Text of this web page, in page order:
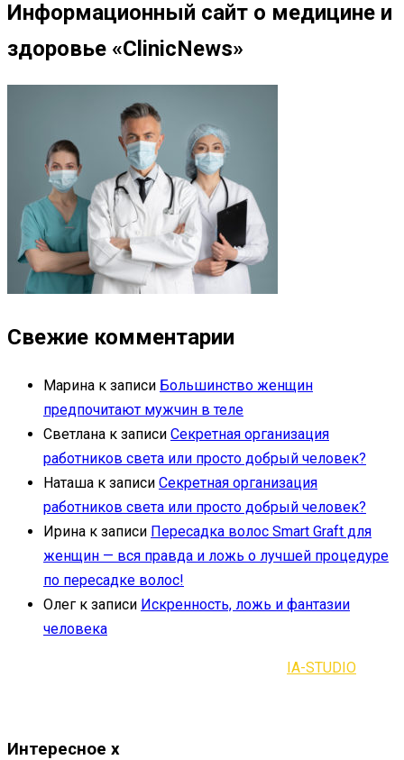
Информационный сайт о медицине и
здоровье «ClinicNews»
Свежие комментарии
Марина к записи Большинство женщин
предпочитают мужчин в теле
Светлана к записи Секретная организация
работников света или просто добрый человек?
Наташа к записи Секретная организация
работников света или просто добрый человек?
Ирина к записи Пересадка волос Smart Graft для
женщин — вся правда и ложь о лучшей процедуре
по пересадке волос!
Олег к записи Искренность, ложь и фантазии
человека
IA-STUDIO
Интересное x